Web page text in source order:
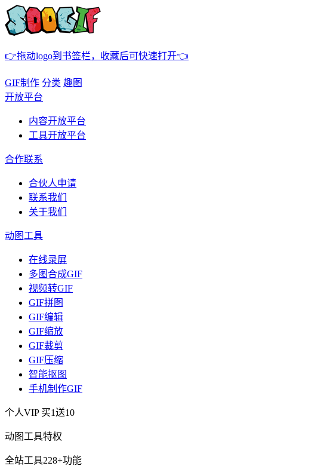
👉拖动logo到书签栏，收藏后可快速打开👈
GIF制作 分类 趣图
开放平台
内容开放平台
工具开放平台
合作联系
合伙人申请
联系我们
关于我们
动图工具
在线录屏
多图合成GIF
视频转GIF
GIF拼图
GIF编辑
GIF缩放
GIF裁剪
GIF压缩
智能抠图
手机制作GIF
个人VIP 买1送10
动图工具特权
全站工具228+功能